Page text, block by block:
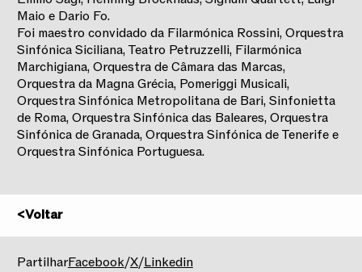
<Voltar
Maio e Dario Fo.
Foi maestro convidado da Filarmónica Rossini, Orquestra
Sinfónica Siciliana, Teatro Petruzzelli, Filarmónica
Marchigiana, Orquestra de Câmara das Marcas,
Orquestra da Magna Grécia, Pomeriggi Musicali,
Orquestra Sinfónica Metropolitana de Bari, Sinfonietta
de Roma, Orquestra Sinfónica das Baleares, Orquestra
Sinfónica de Granada, Orquestra Sinfónica de Tenerife e
Orquestra Sinfónica Portuguesa.
PartilharFacebook/X/Linkedin